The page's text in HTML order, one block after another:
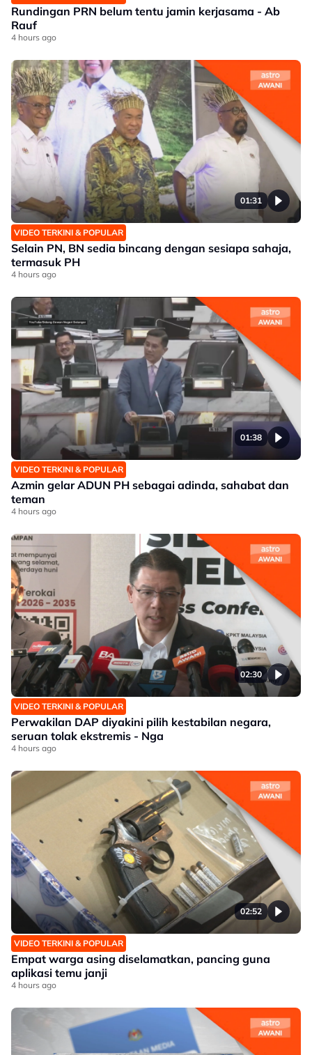
Rundingan PRN belum tentu jamin kerjasama - Ab
Rauf
4 hours ago
01:31
VIDEO TERKINI & POPULAR
Selain PN, BN sedia bincang dengan sesiapa sahaja,
termasuk PH
4 hours ago
01:38
VIDEO TERKINI & POPULAR
Azmin gelar ADUN PH sebagai adinda, sahabat dan
teman
4 hours ago
02:30
VIDEO TERKINI & POPULAR
Perwakilan DAP diyakini pilih kestabilan negara,
seruan tolak ekstremis - Nga
4 hours ago
02:52
VIDEO TERKINI & POPULAR
Empat warga asing diselamatkan, pancing guna
aplikasi temu janji
4 hours ago